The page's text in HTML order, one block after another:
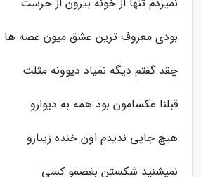
بودی معروف ترین عشق میون غصه ها
چقد گفتم دیگه نمیاد دیوونه مثلت
قبلنا عکسامون بود همه به دیوارو
هیچ جایی ندیدم اون خنده زیبارو
نمیشنید شکستن بغضمو کسی